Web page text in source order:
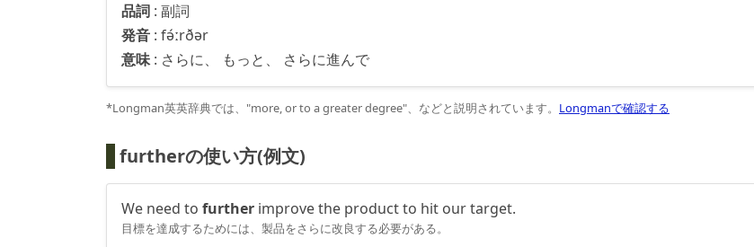
品詞 : 副詞
発音 : fə́ːrðər
意味: さらに、 もっと、 さらに進んで
*Longman英英辞典では、"more, or to a greater degree"、などと説明されています。 Longmanで確認する
furtherの使い方(例文)
We need to further improve the product to hit our target.
目標を達成するためには、製品をさらに改良する必要がある。